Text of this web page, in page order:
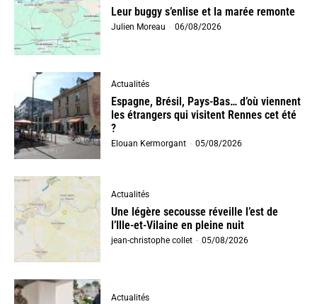
Leur buggy s’enlise et la marée remonte
Julien Moreau - 06/08/2026
Actualités
Espagne, Brésil, Pays-Bas… d’où viennent
les étrangers qui visitent Rennes cet été
?
Elouan Kermorgant - 05/08/2026
Actualités
Une légère secousse réveille l’est de
l’Ille-et-Vilaine en pleine nuit
jean-christophe collet - 05/08/2026
Actualités